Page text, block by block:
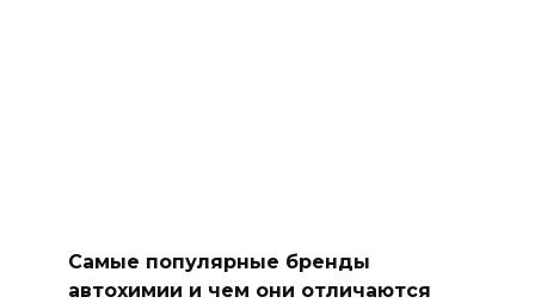
Самые популярные бренды
автохимии и чем они отличаются